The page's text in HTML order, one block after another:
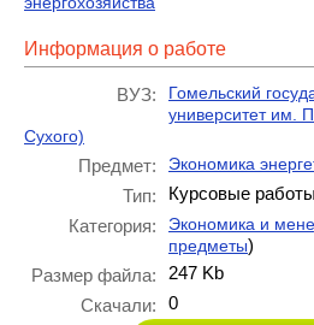
Информация о работе
ВУЗ:
Гомельский
университет им.
Сухого)
Предмет: Экономика
Тип:
Курсовые работы
Категория:
Экономика и
предметы)
Размер файла:
247 Kb
Скачали:
0